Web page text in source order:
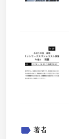
label 著者